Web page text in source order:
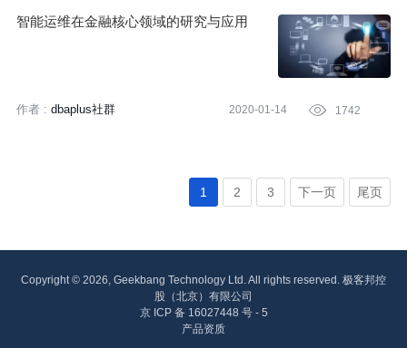
智能运维在金融核心领域的研究与应用
作者 : dbaplus社群 2020-01-14  1742
1 2 3 下一页 尾页
Copyright © 2026, Geekbang Technology Ltd. All rights reserved. 极客邦控
股（北京）有限公司
京 ICP 备 16027448 号 - 5
产品资质